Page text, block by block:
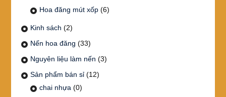
Hoa đăng mút xốp (6)
Kinh sách (2)
Nến hoa đăng (33)
Nguyên liệu làm nến (3)
Sản phẩm bán sỉ (12)
chai nhựa (0)